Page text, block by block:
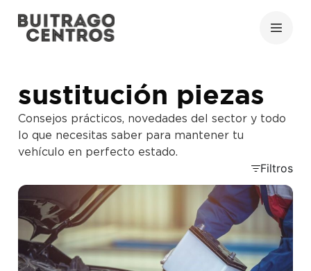
sustitución piezas
Consejos prácticos, novedades del sector y todo
lo que necesitas saber para mantener tu
vehículo en perfecto estado.
Filtros